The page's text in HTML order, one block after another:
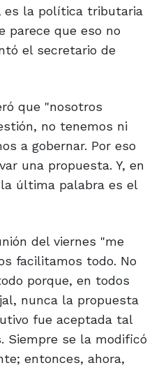
es la política tributaria
parece que eso no
el secretario de
que "nosotros
no tenemos ni
a gobernar. Por eso
una propuesta. Y, en
última palabra es el
del viernes "me
facilitamos todo. No
porque, en todos
nunca la propuesta
fue aceptada tal
Siempre se la modificó
entonces, ahora,